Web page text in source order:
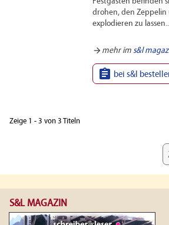
drohen, den
explodieren zu
arrow_forward mehr im s&l
 bei s&l
Zeige 1 - 3 von 3 Titeln
S&L MAGAZIN